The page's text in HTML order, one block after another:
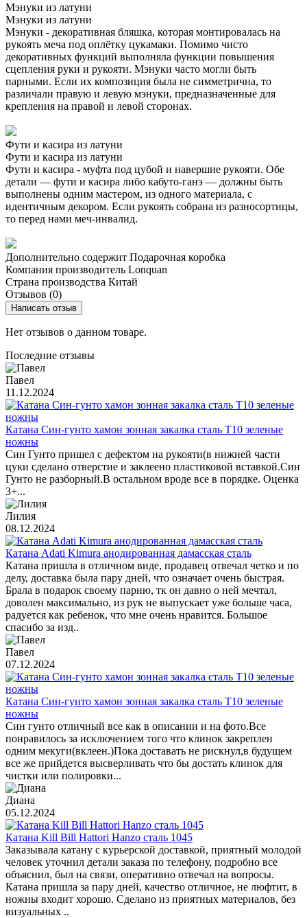
Мэнуки из латуни
Мэнуки из латуни
Мэнуки - декоративная бляшка, которая монтировалась на
рукоять меча под оплётку цукамаки. Помимо чисто
декоративных функций выполняла функции повышения
сцепления руки и рукояти. Мэнуки часто могли быть
парными. Если их композиция была не симметрична, то
различали правую и левую мэнуки, предназначенные для
крепления на правой и левой сторонах.
Фути и касира из латуни
Фути и касира из латуни
Фути и касира - муфта под цубой и навершие рукояти. Обе
детали — фути и касира либо кабуто-ганэ — должны быть
выполнены одним мастером, из одного материала, с
идентичным декором. Если рукоять собрана из разносортицы,
то перед нами меч-инвалид.
Дополнительно содержит Подарочная коробка
Компания производитель Lonquan
Страна производства Китай
Отзывов (0)
Написать отзыв
Нет отзывов о данном товаре.
Последние отзывы
Павел
11.12.2024
Катана Син-гунто хамон зонная закалка сталь T10 зеленые
ножны
Син Гунто пришел с дефектом на рукояти(в нижней части
цуки сделано отверстие и заклеено пластиковой вставкой.Син
Гунто не разборный.В остальном вроде все в порядке. Оценка
3+...
Лилия
08.12.2024
Катана Adati Kimura анодированная дамасская сталь
Катана пришла в отличном виде, продавец отвечал четко и по
делу, доставка была пару дней, что означает очень быстрая.
Брала в подарок своему парню, тк он давно о ней мечтал,
доволен максимально, из рук не выпускает уже больше часа,
радуется как ребенок, что мне очень нравится. Большое
спасибо за изд..
Павел
07.12.2024
Катана Син-гунто хамон зонная закалка сталь T10 зеленые
ножны
Син гунто отличный все как в описании и на фото.Все
понравилось за исключением того что клинок закреплен
одним мекуги(вклеен.)Пока доставать не рискнул,в будущем
все же прийдется высверливать что бы достать клинок для
чистки или полировки...
Диана
05.12.2024
Катана Kill Bill Hattori Hanzo сталь 1045
Заказывала катану с курьерской доставкой, приятный молодой
человек уточнил детали заказа по телефону, подробно все
объяснил, был на связи, оперативно отвечал на вопросы.
Катана пришла за пару дней, качество отличное, не люфтит, в
ножны входит хорошо. Сделано из приятных материалов, без
визуальных ..